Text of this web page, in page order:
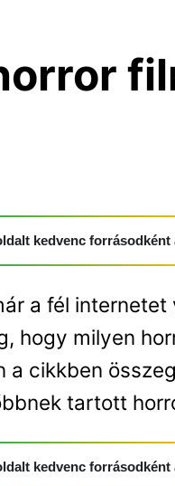
kedvenc forrásodként
a fél
hogy milyen
a cikkben
tartott
kedvenc forrásodként